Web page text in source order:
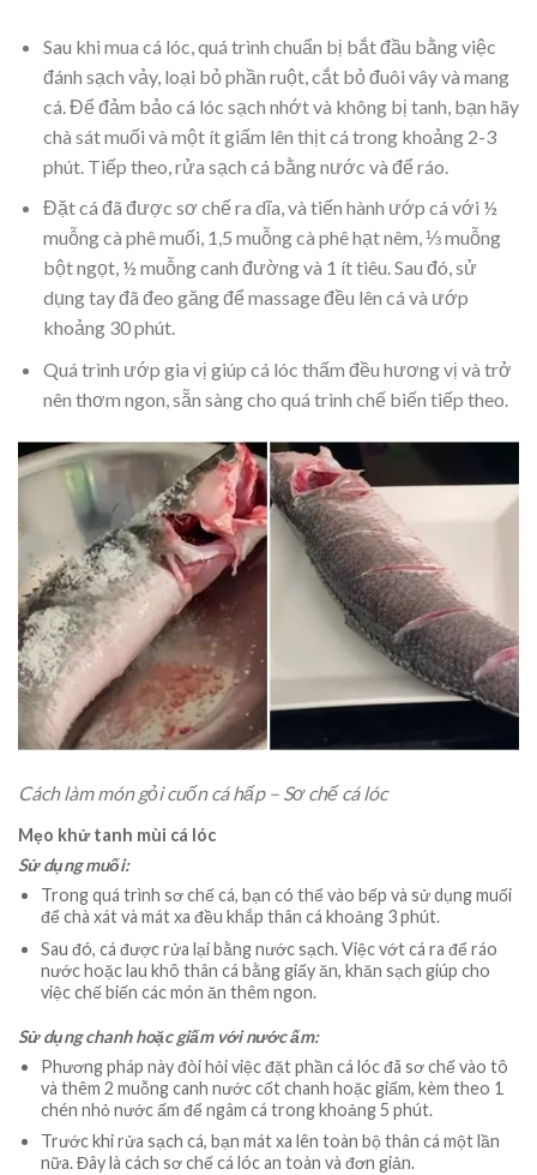
Sau khi mua cá lóc, quá trình chuẩn bị bắt đầu bằng việc
đánh sạch vảy, loại bỏ phần ruột, cắt bỏ đuôi vây và mang
cá. Để đảm bảo cá lóc sạch nhớt và không bị tanh, bạn hãy
chà sát muối và một ít giấm lên thịt cá trong khoảng 2-3
phút. Tiếp theo, rửa sạch cá bằng nước và để ráo.
Đặt cá đã được sơ chế ra dĩa, và tiến hành ướp cá với ½
muỗng cà phê muối, 1,5 muỗng cà phê hạt nêm, ⅓ muỗng
bột ngọt, ½ muỗng canh đường và 1 ít tiêu. Sau đó, sử
dụng tay đã đeo găng để massage đều lên cá và ướp
khoảng 30 phút.
Quá trình ướp gia vị giúp cá lóc thấm đều hương vị và trở
nên thơm ngon, sẵn sàng cho quá trình chế biến tiếp theo.
Cách làm món gỏi cuốn cá hấp – Sơ chế cá lóc
Mẹo khử tanh mùi cá lóc
Sử dụng muối:
Trong quá trình sơ chế cá, bạn có thể vào bếp và sử dụng muối
để chà xát và mát xa đều khắp thân cá khoảng 3 phút.
Sau đó, cá được rửa lại bằng nước sạch. Việc vớt cá ra để ráo
nước hoặc lau khô thân cá bằng giấy ăn, khăn sạch giúp cho
việc chế biến các món ăn thêm ngon.
Sử dụng chanh hoặc giấm với nước ấm:
Phương pháp này đòi hỏi việc đặt phần cá lóc đã sơ chế vào tô
và thêm 2 muỗng canh nước cốt chanh hoặc giấm, kèm theo 1
chén nhỏ nước ấm để ngâm cá trong khoảng 5 phút.
Trước khi rửa sạch cá, bạn mát xa lên toàn bộ thân cá một lần
nữa. Đây là cách sơ chế cá lóc an toàn và đơn giản.